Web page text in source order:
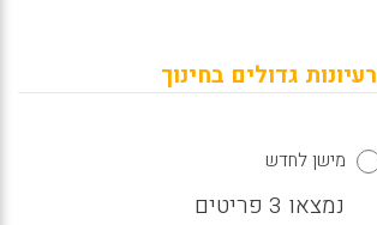
רעיונות גדולים בחינוך
מישן לחדש
נמצאו 3 פריטים